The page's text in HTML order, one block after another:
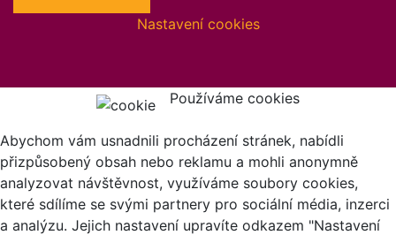
Nastavení cookies
Používáme cookies
Abychom vám usnadnili procházení stránek, nabídli
přizpůsobený obsah nebo reklamu a mohli anonymně
analyzovat návštěvnost, využíváme soubory cookies,
které sdílíme se svými partnery pro sociální média, inzerci
a analýzu. Jejich nastavení upravíte odkazem "Nastavení